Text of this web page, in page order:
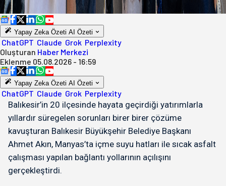
Yapay Zeka Özeti AI Özeti
ChatGPT Claude Grok Perplexity
Oluşturan Haber Merkezi
Eklenme 05.08.2026 - 16:59
Yapay Zeka Özeti AI Özeti
ChatGPT Claude Grok Perplexity
Balıkesir’in 20 ilçesinde hayata geçirdiği yatırımlarla
yıllardır süregelen sorunları birer birer çözüme
kavuşturan Balıkesir Büyükşehir Belediye Başkanı
Ahmet Akın, Manyas’ta içme suyu hatları ile sıcak asfalt
çalışması yapılan bağlantı yollarının açılışını
gerçekleştirdi.